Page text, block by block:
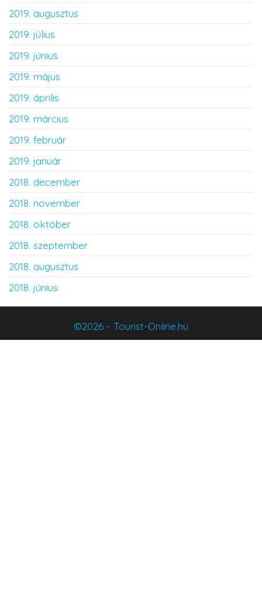
2019. augusztus
2019. július
2019. június
2019. május
2019. április
2019. március
2019. február
2019. január
2018. december
2018. november
2018. október
2018. szeptember
2018. augusztus
2018. június
©2026 - Tourist-Online.hu